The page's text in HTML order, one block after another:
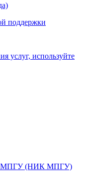
поддержки
услуг, используйте
МПГУ (НИК МПГУ)